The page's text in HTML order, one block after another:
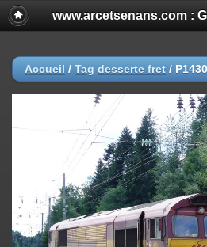
www.arcetsenans.com :
Accueil / Tag desserte fret /